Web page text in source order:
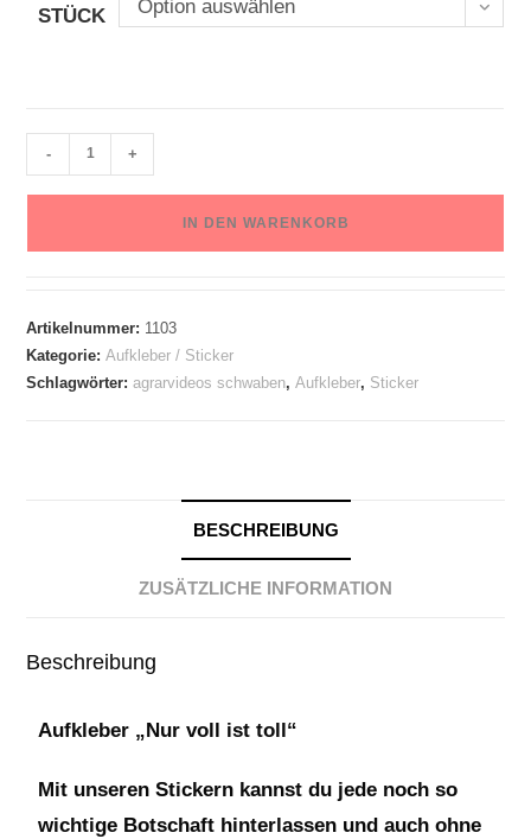
STÜCK Option auswählen
- +
IN DEN WARENKORB
Artikelnummer: 1103
Kategorie:Aufkleber / Sticker
Schlagwörter:agrarvideos schwaben,Aufkleber, Sticker
BESCHREIBUNG
ZUSÄTZLICHE INFORMATION
Beschreibung
Aufkleber „Nur voll ist toll“
Mit unseren Stickern kannst du jede noch so
wichtige Botschaft hinterlassen und auch ohne